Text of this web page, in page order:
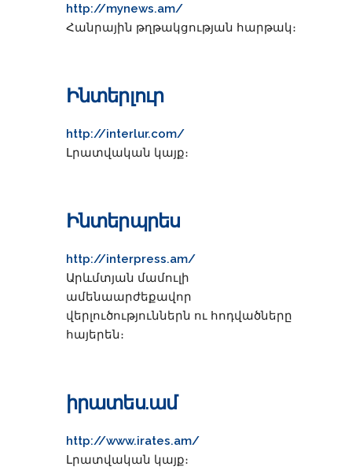
http://mynews.am/
Հանրային թղթակցության հարթակ։
Ինտերլուր
http://interlur.com/
Լրատվական կայք։
Ինտերպրես
http://interpress.am/
Արևմտյան մամուլի
ամենաարժեքավոր
վերլուծություններն ու հոդվածները
հայերեն։
իրատես.ամ
http://www.irates.am/
Լրատվական կայք։